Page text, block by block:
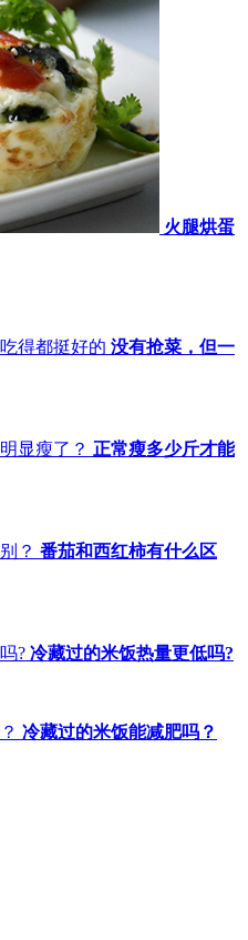
火腿烘蛋
没有抢菜，但一
正常瘦多少斤才能
番茄和西红柿有什么区
冷藏过的米饭热量更低吗?
冷藏过的米饭能减肥吗？